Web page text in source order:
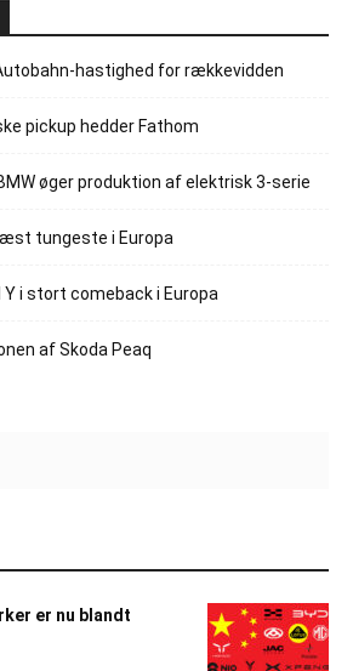
hastighed for rækkevidden
pickup hedder Fathom
øger produktion af elektrisk 3-serie
tungeste i Europa
Y i stort comeback i Europa
af Skoda Peaq
er nu blandt